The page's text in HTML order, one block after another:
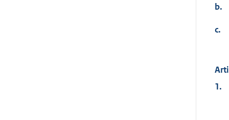
b.
c.
1.